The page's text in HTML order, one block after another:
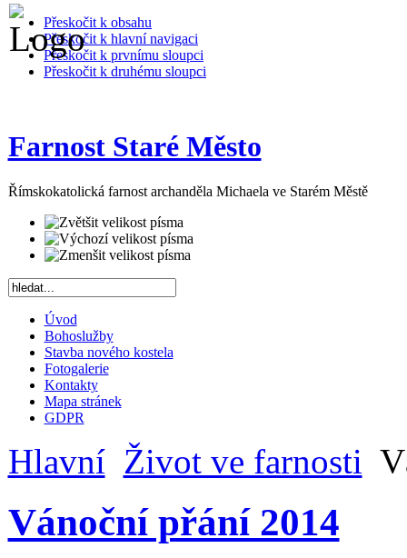
Přeskočit k obsahu
Přeskočit k hlavní navigaci
Přeskočit k prvnímu sloupci
Přeskočit k druhému sloupci
Farnost Staré Město
Římskokatolická farnost archanděla Michaela ve Starém Městě
Úvod
Bohoslužby
Stavba nového kostela
Fotogalerie
Kontakty
Mapa stránek
GDPR
Hlavní Život ve farnosti
Vánoční přání 2014